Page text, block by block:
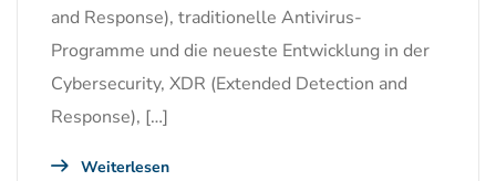
and Response), traditionelle Antivirus-
Programme und die neueste Entwicklung in der
Cybersecurity, XDR (Extended Detection and
Response), […]
Weiterlesen